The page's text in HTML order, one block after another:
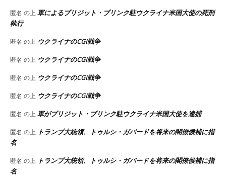
匿名 の上 軍によるブリジット・ブリンク駐ウクライナ米国大使の死刑
執行
匿名 の上 ウクライナのCGI戦争
匿名 の上 ウクライナのCGI戦争
匿名 の上 ウクライナのCGI戦争
匿名 の上 ウクライナのCGI戦争
匿名 の上 軍がブリジット・ブリンク駐ウクライナ米国大使を逮捕
匿名 の上 トランプ大統領、トゥルシ・ガバードを将来の閣僚候補に指
名
匿名 の上 トランプ大統領、トゥルシ・ガバードを将来の閣僚候補に指
名